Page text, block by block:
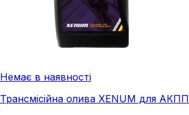
Немає в наявності
Трансмісійна олива XENUM для АКПП